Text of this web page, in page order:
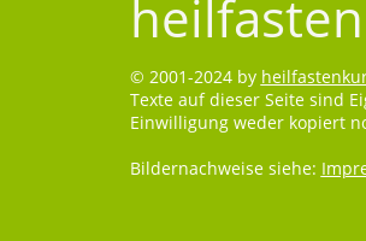
© 2001-2024 by
Texte auf dieser Seite sind
Einwilligung weder kopiert
Bildernachweise siehe: